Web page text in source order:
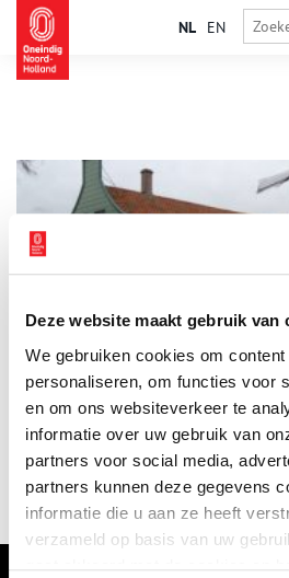
Deze website maakt gebruik van
We gebruiken cookies om
personaliseren, om functies voor
en om ons websiteverkeer te
informatie over uw gebruik van
partners voor social media,
partners kunnen deze gegevens
informatie die u aan ze heeft
verzameld op basis van uw
NL EN
De schuur naast ‘De Paauw’ is een
Ernaast staat een juweeltje: de enige
ter wereld. Vrijwilligers blazen hier
leven in.